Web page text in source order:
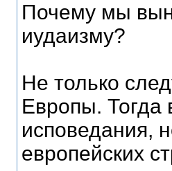
Почему мы
иудаизму?
Не только
Европы. Тогда
исповедания,
европейских